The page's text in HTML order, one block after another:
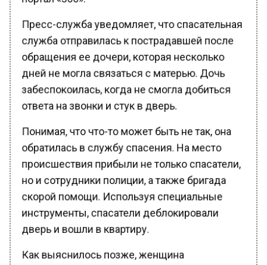
Пресс-служба уведомляет, что спасательная
служба отправилась к пострадавшей после
обращения ее дочери, которая несколько
дней не могла связаться с матерью. Дочь
забеспокоилась, когда не смогла добиться
ответа на звонки и стук в дверь.
Понимая, что что-то может быть не так, она
обратилась в службу спасения. На место
происшествия прибыли не только спасатели,
но и сотрудники полиции, а также бригада
скорой помощи. Используя специальные
инструменты, спасатели деблокировали
дверь и вошли в квартиру.
Как выяснилось позже, женщина